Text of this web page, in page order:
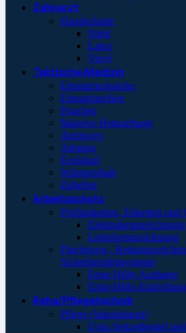
Zahnarzt
Handschuhe
Nitril
Latex
Vinyl
Taktische Medizin
Einsatzrucksäcke
Einsatztaschen
Pouches
Massive Hemorrhage
Atemweg
Atmung
Kreislauf
Wärmeerhalt
Zubehör
Arbeitsschutz
Prüfplaketten, Etiketten und
Elektrokennzeichnung
Leiterkennzeichnung
Fluchtweg-,
Sicherheistleitsysteme
Erste-Hilfe-Aushang
Erste-Hilfe-
Reha/Pflegetechnik
Pflege (Inkontinenz)
Urin-/Sekretbeutel